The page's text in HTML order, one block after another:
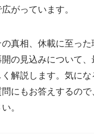
がっています。
真相、休載に至った
の見込みについて、
解説します。気に
にもお答えするので
。